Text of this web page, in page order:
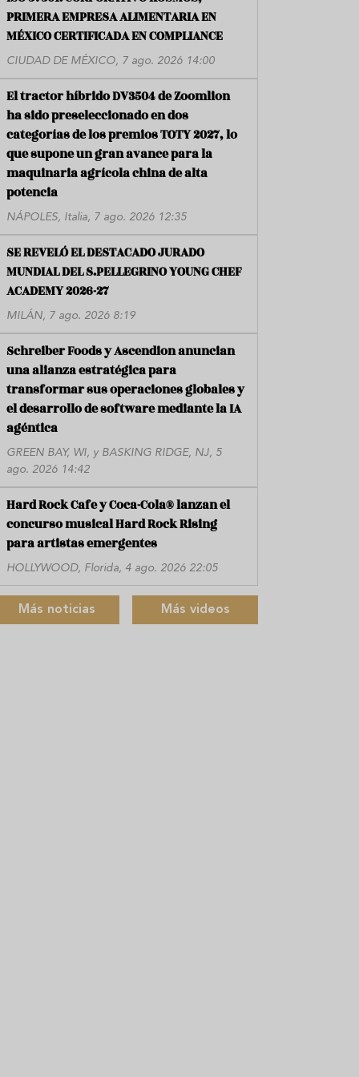
PRIMERA EMPRESA ALIMENTARIA EN
MÉXICO CERTIFICADA EN COMPLIANCE
CIUDAD DE MÉXICO, 7 ago. 2026 14:00
El tractor híbrido DV3504 de Zoomlion
ha sido preseleccionado en dos
categorías de los premios TOTY 2027, lo
que supone un gran avance para la
maquinaria agrícola china de alta
potencia
NÁPOLES, Italia, 7 ago. 2026 12:35
SE REVELÓ EL DESTACADO JURADO
MUNDIAL DEL S.PELLEGRINO YOUNG CHEF
ACADEMY 2026-27
MILÁN, 7 ago. 2026 8:19
Schreiber Foods y Ascendion anuncian
una alianza estratégica para
transformar sus operaciones globales y
el desarrollo de software mediante la IA
agéntica
GREEN BAY, WI, y BASKING RIDGE, NJ, 5
ago. 2026 14:42
Hard Rock Cafe y Coca-Cola® lanzan el
concurso musical Hard Rock Rising
para artistas emergentes
HOLLYWOOD, Florida, 4 ago. 2026 22:05
Más noticias Más videos